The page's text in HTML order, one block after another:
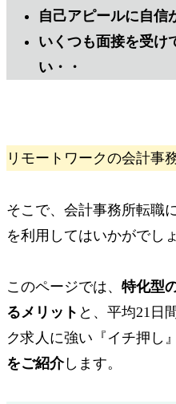
自己アピールに自信
いくつも面接を受け
い・・
リモートワークの会計事
そこで、 会計事務所転職
を利用してはいかがでし
このページでは、 特化型
るメリット と、 平均21日
ク求人に強い 『イチ押し』
をご紹介します。